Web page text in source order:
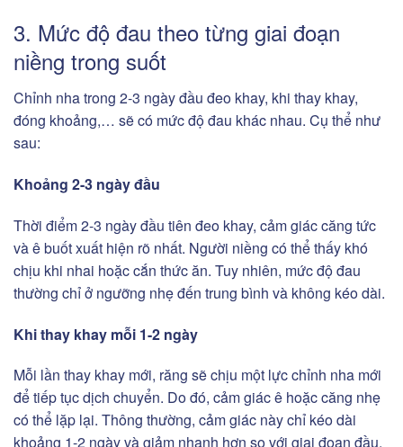
3. Mức độ đau theo từng giai đoạn
niềng trong suốt
Chỉnh nha trong 2-3 ngày đầu đeo khay, khi thay khay,
đóng khoảng,… sẽ có mức độ đau khác nhau. Cụ thể như
sau:
Khoảng 2-3 ngày đầu
Thời điểm 2-3 ngày đầu tiên đeo khay, cảm giác căng tức
và ê buốt xuất hiện rõ nhất. Người niềng có thể thấy khó
chịu khi nhai hoặc cắn thức ăn. Tuy nhiên, mức độ đau
thường chỉ ở ngưỡng nhẹ đến trung bình và không kéo dài.
Khi thay khay mỗi 1-2 ngày
Mỗi lần thay khay mới, răng sẽ chịu một lực chỉnh nha mới
để tiếp tục dịch chuyển. Do đó, cảm giác ê hoặc căng nhẹ
có thể lặp lại. Thông thường, cảm giác này chỉ kéo dài
khoảng 1-2 ngày và giảm nhanh hơn so với giai đoạn đầu.